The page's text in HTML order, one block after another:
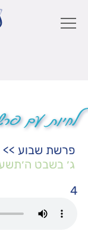
לחיות עם
פרשת שבוע >>
ג׳ בשבט
4